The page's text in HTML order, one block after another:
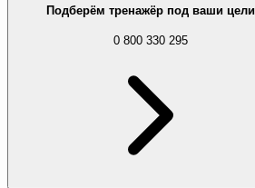
Подберём тренажёр под ваши цели
0 800 330 295